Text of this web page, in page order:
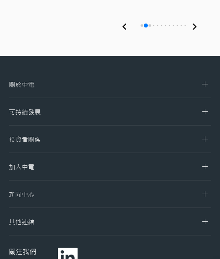
關於中電
可持續發展
投資者關係
加入中電
新聞中心
其他連結
關注我們